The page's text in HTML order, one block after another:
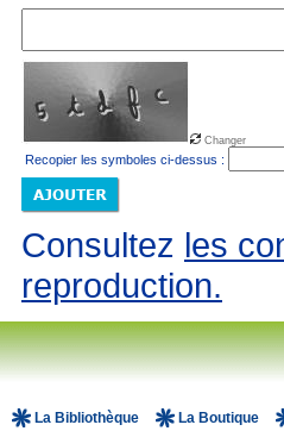
Changer
Recopier les symboles ci-dessus :
Consultez les
reproduction.
La Bibliothèque
La Boutique